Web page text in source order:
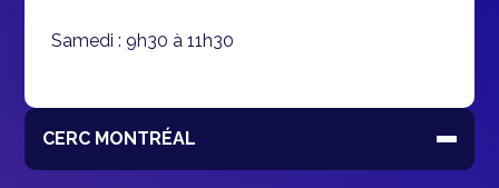
CERC MONTRÉAL
Samedi : 9h30 à 11h30